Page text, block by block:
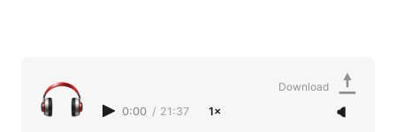
0:00 / 21:37 1×
Download